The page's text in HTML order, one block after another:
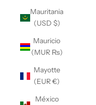
Mauritania
(USD $)
Mauricio
(MUR ₨)
Mayotte
(EUR €)
México